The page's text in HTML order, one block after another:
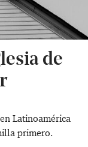
de
Latinoamérica
primero.